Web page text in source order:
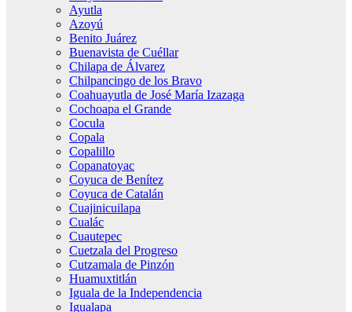
Ayutla
Azoyú
Benito Juárez
Buenavista de Cuéllar
Chilapa de Álvarez
Chilpancingo de los Bravo
Coahuayutla de José María Izazaga
Cochoapa el Grande
Cocula
Copala
Copalillo
Copanatoyac
Coyuca de Benítez
Coyuca de Catalán
Cuajinicuilapa
Cualác
Cuautepec
Cuetzala del Progreso
Cutzamala de Pinzón
Huamuxtitlán
Iguala de la Independencia
Igualapa